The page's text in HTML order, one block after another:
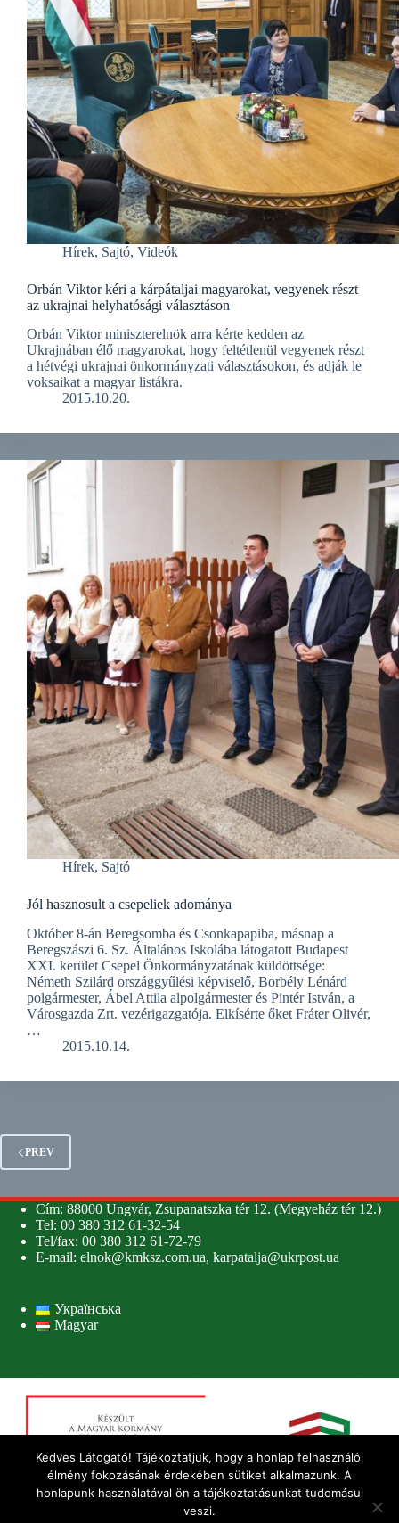
Hírek, Sajtó, Videók
Orbán Viktor kéri a kárpátaljai magyarokat, vegyenek részt
az ukrajnai helyhatósági választáson
Orbán Viktor miniszterelnök arra kérte kedden az
Ukrajnában élő magyarokat, hogy feltétlenül vegyenek részt
a hétvégi ukrajnai önkormányzati választásokon, és adják le
voksaikat a magyar listákra.
2015.10.20.
Hírek, Sajtó
Jól hasznosult a csepeliek adománya
Október 8-án Beregsomba és Csonkapapiba, másnap a
Beregszászi 6. Sz. Általános Iskolába látogatott Budapest
XXI. kerület Csepel Önkormányzatának küldöttsége:
Németh Szilárd országgyűlési képviselő, Borbély Lénárd
polgármester, Ábel Attila alpolgármester és Pintér István, a
Városgazda Zrt. vezérigazgatója. Elkísérte őket Fráter Olivér,
…
2015.10.14.
PREV
Cím: 88000 Ungvár, Zsupanatszka tér 12. (Megyeház tér 12.)
Tel: 00 380 312 61-32-54
Tel/fax: 00 380 312 61-72-79
E-mail: elnok@kmksz.com.ua, karpatalja@ukrpost.ua
Українська
Magyar
Kedves Látogató! Tájékoztatjuk, hogy a honlap felhasználói
élmény fokozásának érdekében sütiket alkalmazunk. A
honlapunk használatával ön a tájékoztatásunkat tudomásul
veszi.